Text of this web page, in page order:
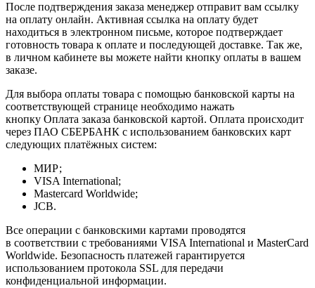
После подтверждения заказа менеджер отправит вам ссылку
на оплату онлайн. Активная ссылка на оплату будет
находиться в электронном письме, которое подтверждает
готовность товара к оплате и последующей доставке. Так же,
в личном кабинете вы можете найти кнопку оплаты в вашем
заказе.
Для выбора оплаты товара с помощью банковской карты на
соответствующей странице необходимо нажать
кнопку Оплата заказа банковской картой. Оплата происходит
через ПАО СБЕРБАНК с использованием банковских карт
следующих платёжных систем:
МИР;
VISA International;
Mastercard Worldwide;
JCB.
Все операции с банковскими картами проводятся
в соответствии с требованиями VISA International и MasterCard
Worldwide. Безопасность платежей гарантируется
использованием протокола SSL для передачи
конфиденциальной информации.